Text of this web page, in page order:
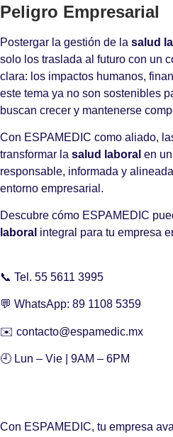
Peligro Empresarial
Postergar la gestión de la salud
solo los traslada al futuro con un
clara: los impactos humanos,
este tema ya no son sostenibles
buscan crecer y mantenerse
Con ESPAMEDIC como aliado,
transformar la salud laboral en
responsable, informada y
entorno empresarial.
Descubre cómo ESPAMEDIC
laboral integral para tu empresa
📞 Tel. 55 5611 3995
💬 WhatsApp: 89 1108 5359
✉️ contacto@espamedic.mx
🕘 Lun – Vie | 9AM – 6PM
Con ESPAMEDIC, tu empresa